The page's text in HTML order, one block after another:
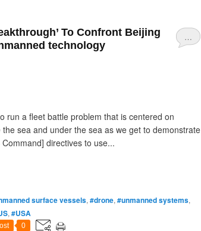
…
To Confront Beijing
technology
run a fleet battle problem that is centered on
sea and under the sea as we get to demonstrate
directives to use...
surface vessels, #drone, #unmanned systems,
, #USA
0